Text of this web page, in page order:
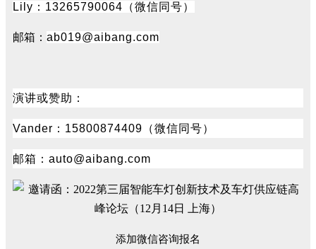
Lily：13265790064（微信同号）
邮箱： ab019@aibang.com
演讲或赞助：
Vander：15800874409（微信同号）
邮箱：auto@aibang.com
添加微信咨询报名